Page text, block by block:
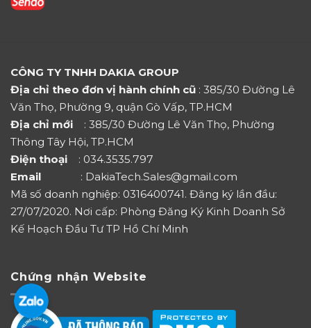
CÔNG TY TNHH DAKIA GROUP
Địa chỉ theo đơn vị hành chính cũ : 385/30 Đường Lê
Văn Thọ, Phường 9, quận Gò Vấp, TP.HCM
Địa chỉ mới
: 385/30 Đường Lê Văn Thọ, Phường
Thông Tây Hội, TP.HCM
Điện thoại : 034.3535.797
Email : DakiaTech.Sales@gmail.com
Mã số doanh nghiệp: 0316400741. Đăng ký lần đầu:
27/07/2020. Nơi cấp: Phòng Đăng Ký Kinh Doanh Sở
Kế Hoạch Đầu Tư TP Hồ Chí Minh
Chứng nhận Website